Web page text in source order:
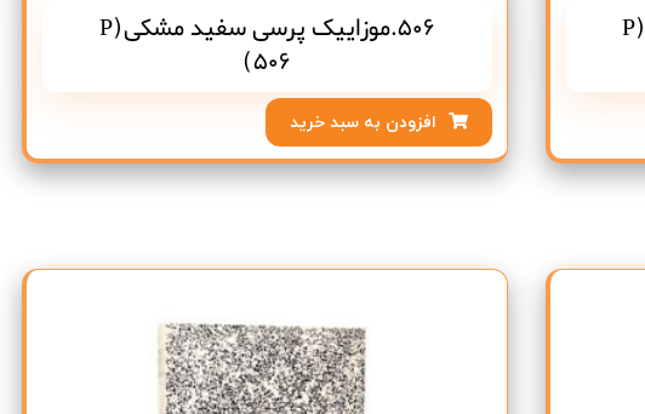
505.موزاییک پرسی سفید مشکی(P
506.موزاییک پرسی سفید مشکی(P
506)
افزودن به سبد خرید